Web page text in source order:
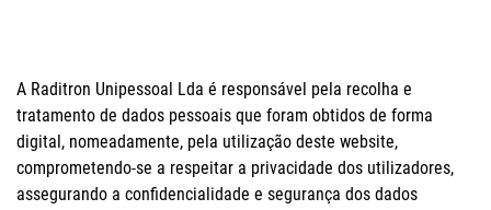
A Raditron Unipessoal Lda é responsável pela recolha e
tratamento de dados pessoais que foram obtidos de forma
digital, nomeadamente, pela utilização deste website,
comprometendo-se a respeitar a privacidade dos utilizadores,
assegurando a confidencialidade e segurança dos dados